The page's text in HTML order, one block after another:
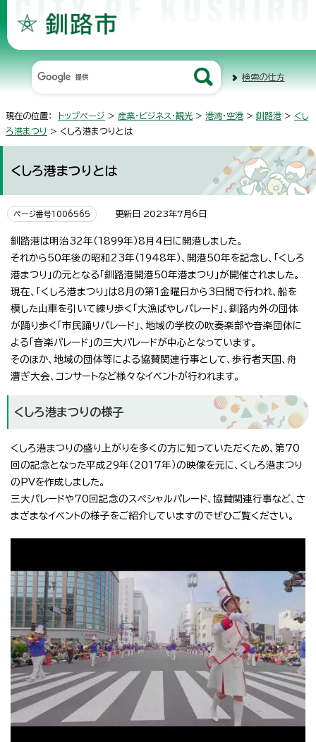
検索の仕方
現在の位置： トップページ > 産業・ビジネス・観光 > 港湾・空港 > 釧路港 > くし
ろ港まつり > くしろ港まつりとは
くしろ港まつりとは
ページ番号1006565 更新日 2023年7月6日
釧路港は明治32年（1899年）8月4日に開港しました。
それから50年後の昭和23年（1948年）、開港50年を記念し、「くしろ
港まつり」の元となる「釧路港開港50年港まつり」が開催されました。
現在、「くしろ港まつり」は8月の第1金曜日から3日間で行われ、船を
模した山車を引いて練り歩く「大漁ばやしパレード」、釧路内外の団体
が踊り歩く「市民踊りパレード」、地域の学校の吹奏楽部や音楽団体に
よる「音楽パレード」の三大パレードが中心となっています。
そのほか、地域の団体等による協賛関連行事として、歩行者天国、舟
漕ぎ大会、コンサートなど様々なイベントが行われます。
くしろ港まつりの様子
くしろ港まつりの盛り上がりを多くの方に知っていただくため、第70
回の記念となった平成29年（2017年）の映像を元に、くしろ港まつり
のPVを作成しました。
三大パレードや70回記念のスペシャルパレード、協賛関連行事など、さ
まざまなイベントの様子をご紹介していますのでぜひご覧ください。